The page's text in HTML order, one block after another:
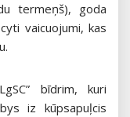
termeņš), goda
vaicuojumi, kas
bīdrim, kuri
iz kūpsapuļcis